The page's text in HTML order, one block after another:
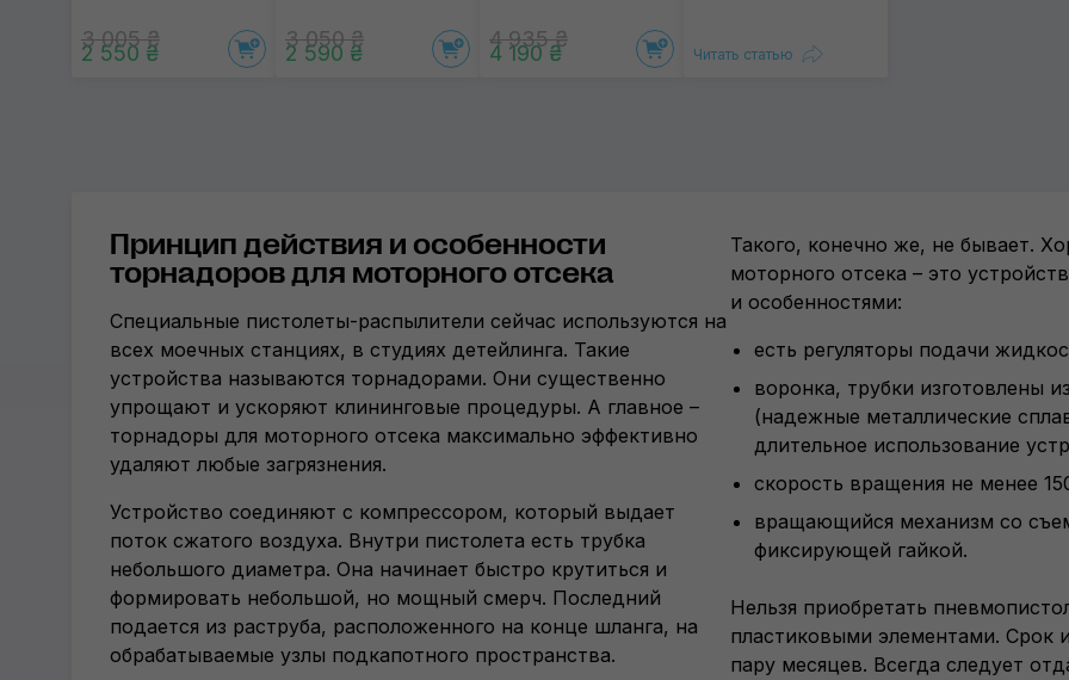
3 005 ₴
2 550 ₴
3 050 ₴
2 590 ₴
4 935 ₴
4 190 ₴ Читать статью
Принцип действия и особенности
торнадоров для моторного отсека
Специальные пистолеты-распылители сейчас используются на
всех моечных станциях, в студиях детейлинга. Такие
устройства называются торнадорами. Они существенно
упрощают и ускоряют клининговые процедуры. А главное –
торнадоры для моторного отсека максимально эффективно
удаляют любые загрязнения.
Устройство соединяют с компрессором, который выдает
поток сжатого воздуха. Внутри пистолета есть трубка
небольшого диаметра. Она начинает быстро крутиться и
формировать небольшой, но мощный смерч. Последний
подается из раструба, расположенного на конце шланга, на
обрабатываемые узлы подкапотного пространства.
Такого, конечно же, не бывает.
моторного отсека – это
и особенностями:
есть регуляторы подачи
воронка, трубки изготовлены
(надежные металлические
длительное использование
скорость вращения не менее
вращающийся механизм со
фиксирующей гайкой.
Нельзя приобретать
пластиковыми элементами. Срок
пару месяцев. Всегда следует